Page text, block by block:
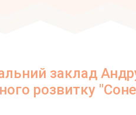
заклад
розвитку